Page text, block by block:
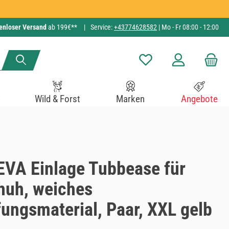
Versand ab 199€** | Service:+43774628582 | Mo - Fr 08:00 - 12:00
Du hast 0 Produkte auf
Wild & Forst Marken Angebote
Einlage Tubbease für
weiches
Paar, XXL gelb